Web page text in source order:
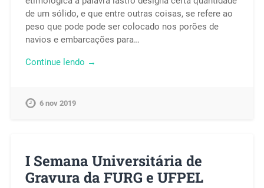
de um sólido, e que entre outras coisas, se refere ao
peso que pode pode ser colocado nos porões de
navios e embarcações para…
Continue lendo →
6 nov 2019
I Semana Universitária de
Gravura da FURG e UFPEL